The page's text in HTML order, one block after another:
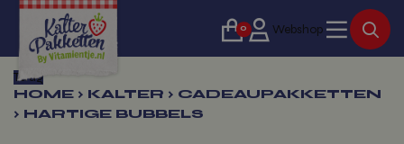
0 Webshop
Terug
HOME › KALTER › CADEAUPAKKETTEN
› HARTIGE BUBBELS